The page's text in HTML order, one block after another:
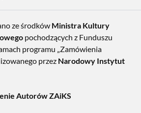
ze środków Ministra Kultury
pochodzących z Funduszu
programu „Zamówienia
przez Narodowy Instytut
Autorów ZAiKS